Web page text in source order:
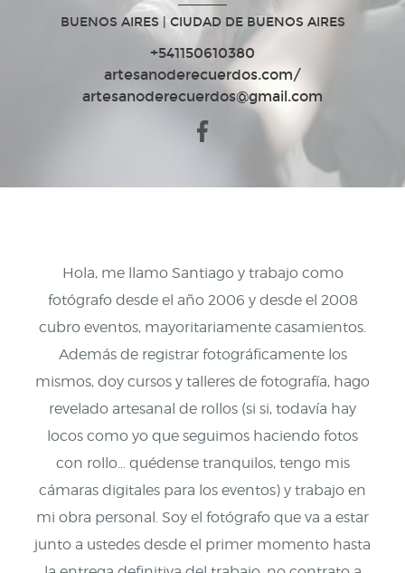
BUENOS AIRES | CIUDAD DE BUENOS AIRES
+541150610380
artesanoderecuerdos.com/
artesanoderecuerdos@gmail.com
Hola, me llamo Santiago y trabajo como
fotógrafo desde el año 2006 y desde el 2008
cubro eventos, mayoritariamente casamientos.
Además de registrar fotográficamente los
mismos, doy cursos y talleres de fotografía, hago
revelado artesanal de rollos (si si, todavía hay
locos como yo que seguimos haciendo fotos
con rollo… quédense tranquilos, tengo mis
cámaras digitales para los eventos) y trabajo en
mi obra personal. Soy el fotógrafo que va a estar
junto a ustedes desde el primer momento hasta